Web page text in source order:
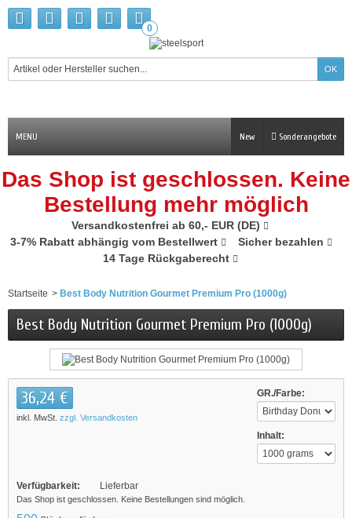
0
MENU Sonderangebote
New
Das Shop ist geschlossen. Keine
Bestellung mehr möglich
Versandkostenfrei ab 60,- EUR (DE)
3-7% Rabatt abhängig vom Bestellwert
Sicher bezahlen
14 Tage Rückgaberecht
Startseite > Best Body Nutrition Gourmet Premium Pro (1000g)
Best Body Nutrition Gourmet Premium Pro (1000g)
GR./Farbe:
Inhalt:
36,24 €
inkl. MwSt. zzgl. Versandkosten
Verfügbarkeit: Lieferbar
Das Shop ist geschlossen. Keine Bestellungen sind möglich.